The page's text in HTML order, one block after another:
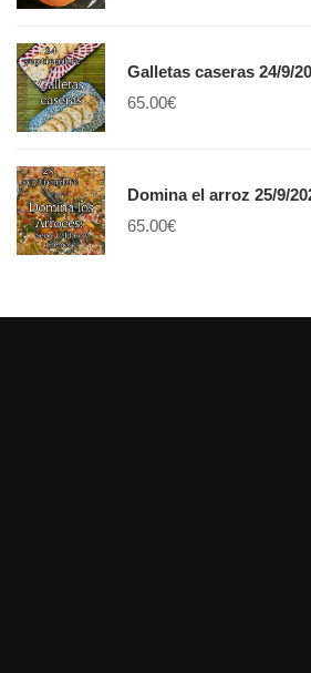
Galletas caseras 24/9/
65.00€
Domina el arroz 25/9/
65.00€